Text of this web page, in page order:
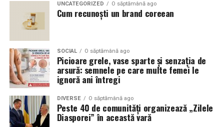
UNCATEGORIZED O săptămână ago
Cum recunoști un brand coreean
SOCIAL O săptămână ago
Picioare grele, vase sparte și senzația de
arsură: semnele pe care multe femei le
ignoră ani întregi
DIVERSE O săptămână ago
Peste 40 de comunități organizează „Zilele
Diasporei” în această vară